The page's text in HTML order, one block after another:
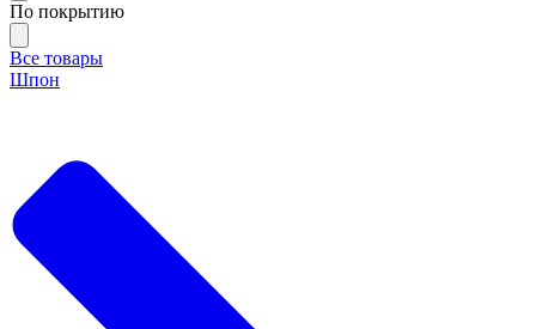
По покрытию
Все товары
Шпон